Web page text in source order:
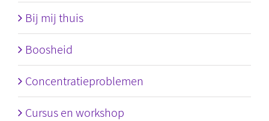
Bij mij thuis
Boosheid
Concentratieproblemen
Cursus en workshop